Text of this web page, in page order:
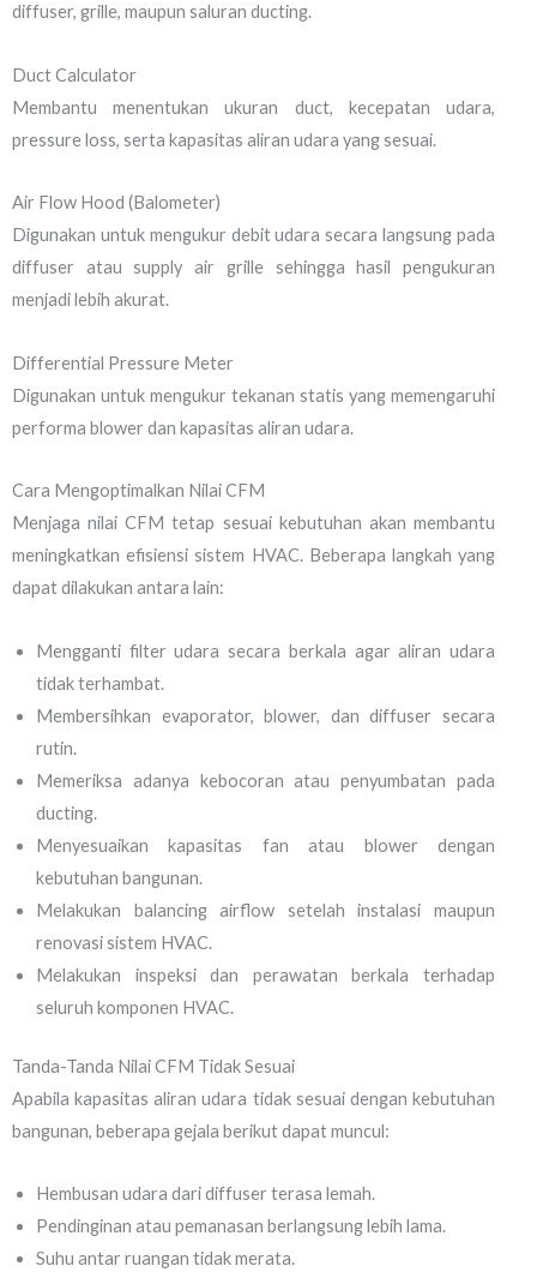
diffuser, grille, maupun saluran ducting.
Duct Calculator
Membantu menentukan ukuran duct, kecepatan udara,
pressure loss, serta kapasitas aliran udara yang sesuai.
Air Flow Hood (Balometer)
Digunakan untuk mengukur debit udara secara langsung pada
diffuser atau supply air grille sehingga hasil pengukuran
menjadi lebih akurat.
Differential Pressure Meter
Digunakan untuk mengukur tekanan statis yang memengaruhi
performa blower dan kapasitas aliran udara.
Cara Mengoptimalkan Nilai CFM
Menjaga nilai CFM tetap sesuai kebutuhan akan membantu
meningkatkan efisiensi sistem HVAC. Beberapa langkah yang
dapat dilakukan antara lain:
Mengganti filter udara secara berkala agar aliran udara
tidak terhambat.
Membersihkan evaporator, blower, dan diffuser secara
rutin.
Memeriksa adanya kebocoran atau penyumbatan pada
ducting.
Menyesuaikan kapasitas fan atau blower dengan
kebutuhan bangunan.
Melakukan balancing airflow setelah instalasi maupun
renovasi sistem HVAC.
Melakukan inspeksi dan perawatan berkala terhadap
seluruh komponen HVAC.
Tanda-Tanda Nilai CFM Tidak Sesuai
Apabila kapasitas aliran udara tidak sesuai dengan kebutuhan
bangunan, beberapa gejala berikut dapat muncul:
Hembusan udara dari diffuser terasa lemah.
Pendinginan atau pemanasan berlangsung lebih lama.
Suhu antar ruangan tidak merata.